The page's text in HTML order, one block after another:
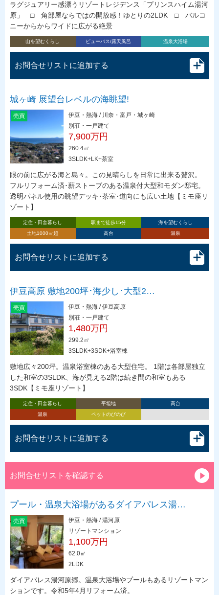
ラグジュアリー感漂うリゾートレジデンス「プリンスハイム湯河
原」 □ 角部屋ならではの開放感！ゆとりの2LDK □ バルコ
ニーからからワイドに広がる絶景
山を望むくらし ビューバス/露天風呂 温泉大浴場
お問合せリストに追加する
城ヶ崎 展望台レベルの海眺望!
売買
伊豆・熱海 / 川奈・富戸・城ヶ崎
別荘・一戸建て
7,900万円
260.4㎡
3SLDK+LK+茶室
眼の前に広がる海と島々。この見晴らしを日常に出来る贅沢。
フルリフォーム済･薪ストーブのある温泉付大型和モダン邸宅。
透明パネル使用の眺望デッキ･茶室･道向にも広い土地【ミモ座リ
ゾート】
定住・田舎暮らし 駅まで徒歩15分
海を望むくらし
土地1000㎡超
高台 温泉
お問合せリストに追加する
伊豆高原 敷地200坪･海少し･大型2…
売買
伊豆・熱海 / 伊豆高原
別荘・一戸建て
1,480万円
299.2㎡
3SLDK+3SDK+浴室棟
敷地広々200坪。温泉浴室棟のある大型住宅。 1階は各部屋独立
した和室の3SLDK、海が見える2階は続き間の和室もある
3SDK【ミモ座リゾート】
定住・田舎暮らし 平坦地
高台
温泉
ペットのびのび
お問合せリストに追加する
お問合せリストを確認する
プール・温泉大浴場があるダイアパレス湯…
売買
伊豆・熱海 / 湯河原
リゾートマンション
1,100万円
62.0㎡
2LDK
ダイアパレス湯河原郷。温泉大浴場やプールもあるリゾートマン
ションです。令和5年4月リフォーム済。